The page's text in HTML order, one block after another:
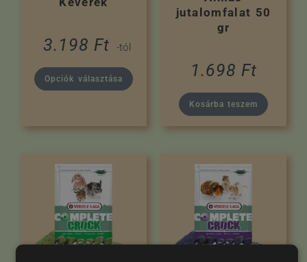
3.198 Ft -tól
Opciók választása
jutalomfalat 50
gr
1.698 Ft
Kosárba teszem